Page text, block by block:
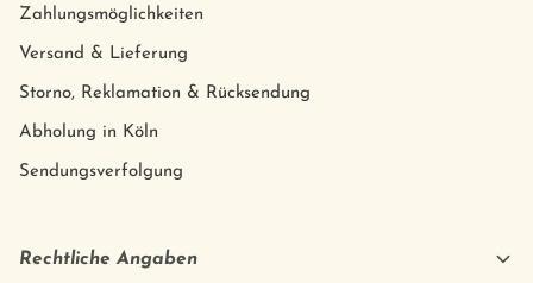
Zahlungsmöglichkeiten
Versand & Lieferung
Storno, Reklamation & Rücksendung
Abholung in Köln
Sendungsverfolgung
Rechtliche Angaben